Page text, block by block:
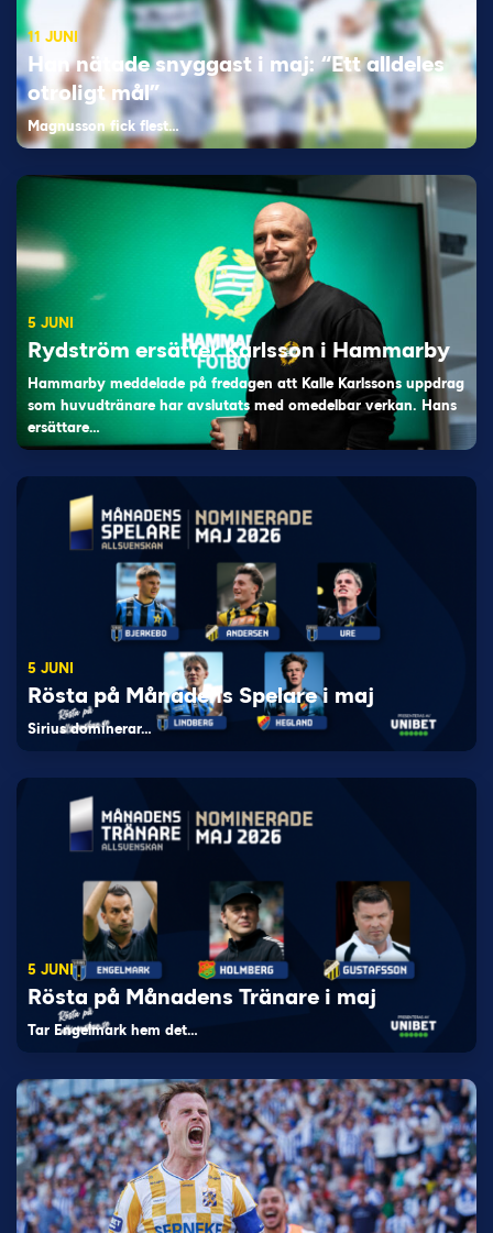
11 JUNI
Han nätade snyggast i maj: “Ett alldeles
otroligt mål”
Magnusson fick flest…
5 JUNI
Rydström ersätter Karlsson i Hammarby
Hammarby meddelade på fredagen att Kalle Karlssons uppdrag
som huvudtränare har avslutats med omedelbar verkan. Hans
ersättare…
5 JUNI
Rösta på Månadens Spelare i maj
Sirius dominerar…
5 JUNI
Rösta på Månadens Tränare i maj
Tar Engelmark hem det…